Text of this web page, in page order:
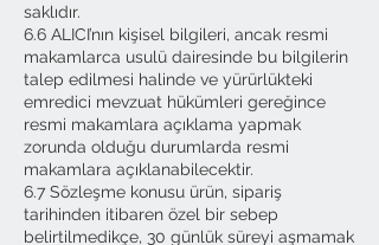
saklıdır.
6.6 ALICI’nın kişisel bilgileri, ancak resmi
makamlarca usulü dairesinde bu bilgilerin
talep edilmesi halinde ve yürürlükteki
emredici mevzuat hükümleri gereğince
resmi makamlara açıklama yapmak
zorunda olduğu durumlarda resmi
makamlara açıklanabilecektir.
6.7 Sözleşme konusu ürün, sipariş
tarihinden itibaren özel bir sebep
belirtilmedikçe, 30 günlük süreyi aşmamak